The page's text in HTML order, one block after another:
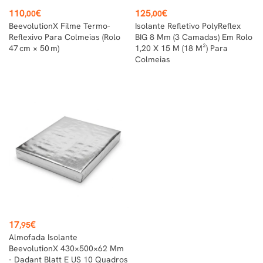
Preço
110,00€
BeevolutionX Filme Termo-
Reflexivo Para Colmeias (Rolo
47 Cm × 50 M)
Preço
125,00€
Isolante Refletivo PolyReflex
BIG 8 Mm (3 Camadas) Em Rolo
1,20 X 15 M (18 M²) Para
Colmeias
Preço
17,95€
Almofada Isolante
BeevolutionX 430×500×62 Mm
- Dadant Blatt E US 10 Quadros